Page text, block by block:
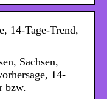
14-Tage-Trend,
Sachsen,
14-
bzw.